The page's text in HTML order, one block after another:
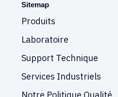
Sitemap
Produits
Laboratoire
Support Technique
Services Industriels